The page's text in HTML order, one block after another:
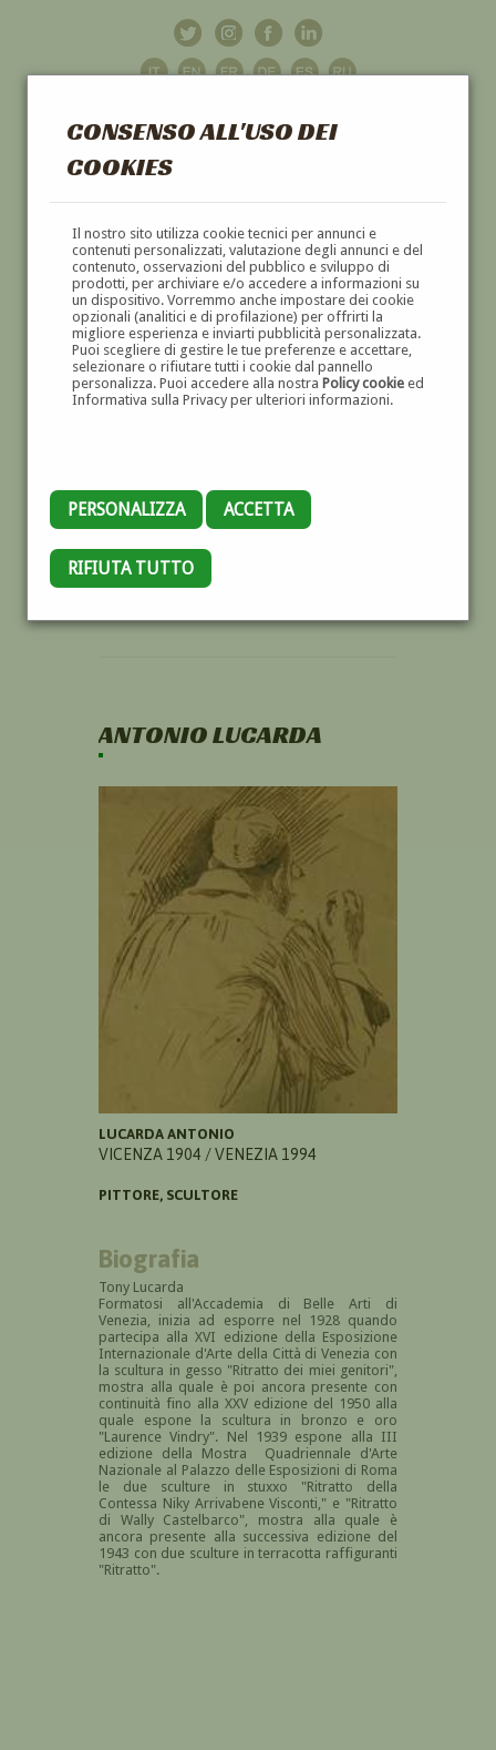
CONSENSO ALL'USO DEI
COOKIES
Il nostro sito utilizza cookie tecnici per annunci e
contenuti personalizzati, valutazione degli annunci e del
contenuto, osservazioni del pubblico e sviluppo di
prodotti, per archiviare e/o accedere a informazioni su
un dispositivo. Vorremmo anche impostare dei cookie
opzionali (analitici e di profilazione) per offrirti la
migliore esperienza e inviarti pubblicità personalizzata.
Puoi scegliere di gestire le tue preferenze e accettare,
selezionare o rifiutare tutti i cookie dal pannello
personalizza. Puoi accedere alla nostra Policy cookieed
Informativa sulla Privacy per ulteriori informazioni.
PERSONALIZZA ACCETTA
RIFIUTA TUTTO
GALLERIAD'ARTE
DIPINTI E SCULTURE '800 E '900
ANTONIO LUCARDA
LUCARDA ANTONIO
VICENZA 1904 / VENEZIA 1994
PITTORE, SCULTORE
Biografia
Tony Lucarda
Formatosi all'Accademia di Belle Arti di
Venezia, inizia ad esporre nel 1928 quando
partecipa alla XVI edizione della Esposizione
Internazionale d'Arte della Città di Venezia con
la scultura in gesso "Ritratto dei miei genitori",
mostra alla quale è poi ancora presente con
continuità fino alla XXV edizione del 1950 alla
quale espone la scultura in bronzo e oro
"Laurence Vindry". Nel 1939 espone alla III
edizione della Mostra Quadriennale d'Arte
Nazionale al Palazzo delle Esposizioni di Roma
le due sculture in stuxxo "Ritratto della
Contessa Niky Arrivabene Visconti," e "Ritratto
di Wally Castelbarco", mostra alla quale è
ancora presente alla successiva edizione del
1943 con due sculture in terracotta raffiguranti
"Ritratto".